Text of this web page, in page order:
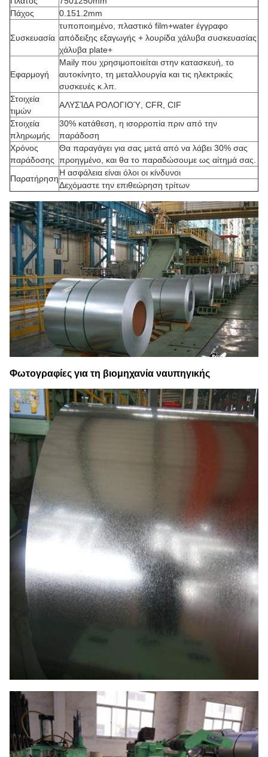
Πάχος
0.151.2mm
Συσκευασία
τυποποιημένο, πλαστικό film+water έγγραφο
απόδειξης εξαγωγής + λουρίδα χάλυβα συσκευασίας
χάλυβα plate+
Εφαρμογή
Maily που χρησιμοποιείται στην κατασκευή, το
αυτοκίνητο, τη μεταλλουργία και τις ηλεκτρικές
συσκευές κ.λπ.
Στοιχεία
τιμών
ΑΛΥΣΊΔΑ ΡΟΛΟΓΙΟΎ, CFR, CIF
Στοιχεία
πληρωμής
30% κατάθεση, η ισορροπία πριν από την
παράδοση
Χρόνος
παράδοσης
Θα παραγάγει για σας μετά από να λάβει 30% σας
προηγμένο, και θα το παραδώσουμε ως αίτημά σας.
Παρατήρηση
Η ασφάλεια είναι όλοι οι κίνδυνοι
Δεχόμαστε την επιθεώρηση τρίτων
Φωτογραφίες για τη βιομηχανία ναυπηγικής